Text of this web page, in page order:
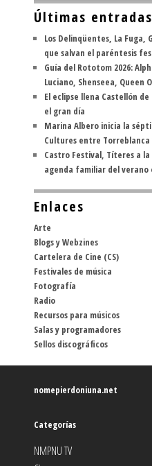
Últimas entradas
Los Delinqüentes, La
que salvan el paréntesis
Guía del Rototom 2026:
Luciano, Shenseea, Queen
El eclipse llena Castellón
el gran día
Marina Albero inicia la
Cultures entre Torreblanca
Castro Festival, Títeres a
agenda familiar del verano
Enlaces
Arte
Blogs y Webzines
Cartelera de Cine (CS)
Festivales de música
Fotografía
Radio
Recursos para músicos
Salas y programadores
Sellos discográficos
nomepierdoniuna.net
Categorías
NMPNU TV